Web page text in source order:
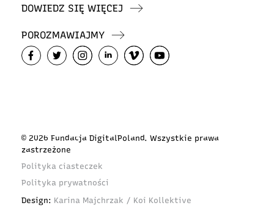
DOWIEDZ SIĘ WIĘCEJ
POROZMAWIAJMY
© 2026 Fundacja DigitalPoland. Wszystkie prawa
zastrzeżone
Polityka ciasteczek
Polityka prywatności
Design: Karina Majchrzak / Koi Kollektive